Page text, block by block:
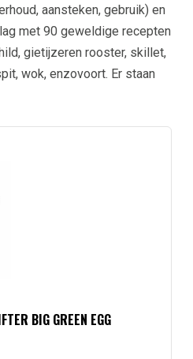
aansteken, gebruik) en
met 90 geweldige recepten
gietijzeren rooster, skillet,
wok, enzovoort. Er staan
BIG GREEN EGG